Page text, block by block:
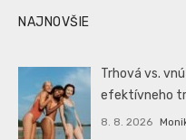
NAJNOVŠIE
Trhová vs.
efektívneho
8. 8. 2026